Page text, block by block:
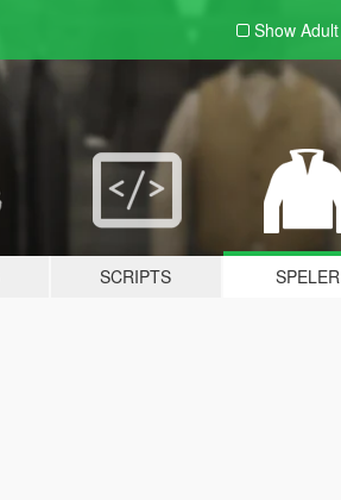
Show Adult
SCRIPTS SPELER